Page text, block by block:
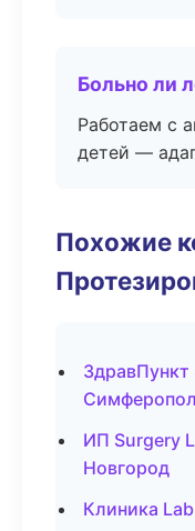
Больно ли
Работаем с
детей —
Похожие
ИП Surgery
Новгород
Клиника